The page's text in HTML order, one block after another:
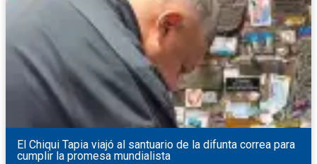
El Chiqui Tapia viajó al santuario de la difunta correa para
cumplir la promesa mundialista